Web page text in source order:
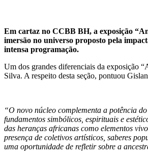
Em cartaz no CCBB BH, a exposição
imersão no universo proposto pela
intensa programação.
Um dos grandes diferenciais da exposição
Silva. A respeito desta seção, pontuou
“O novo núcleo complementa a potência
fundamentos simbólicos, espirituais e
das heranças africanas como elementos
presença de coletivos artísticos, saberes
uma oportunidade de refletir sobre a